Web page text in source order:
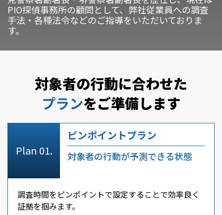
PIO探偵事務所の顧問として、弊社従業員への調査
手法・各種法令などのご指導をいただいておりま
す。
対象者の行動に合わせた
プランをご準備します
ピンポイントプラン
対象者の行動が予測できる状態
調査時間をピンポイントで設定することで効率良く
証拠を掴みます。